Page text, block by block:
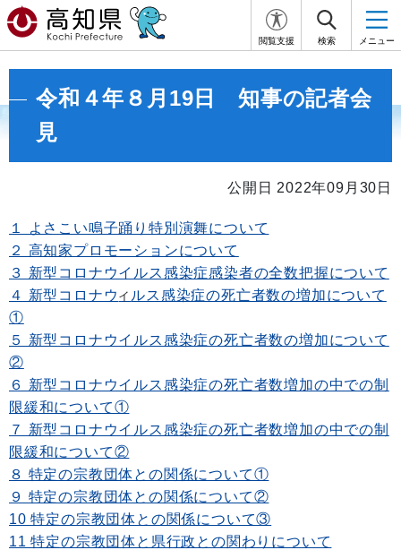
閲覧支援 検索 メニュー
令和４年８月19日 知事の記者会
見
公開日 2022年09月30日
１ よさこい鳴子踊り特別演舞について
２ 高知家プロモーションについて
３ 新型コロナウイルス感染症感染者の全数把握について
４ 新型コロナウ イ ルス感染症の死亡者数の増加について
①
５ 新型コロナウイルス感染症の死亡者数の増加について
②
６ 新型コロナウイルス感染症の死亡者数増加の中での制
限緩和について①
７ 新型コロナウイルス感染症の死亡者数増加の中での制
限緩和について②
８ 特定の宗教団体との関係について①
９ 特定の宗教団体との関係について②
10 特定の宗教団体との関係について③
11 特定の宗教団体と県行政との関わりについて